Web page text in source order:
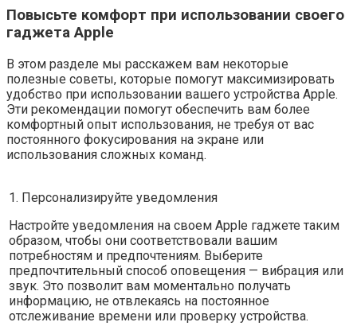
Повысьте комфорт при использовании своего
гаджета Apple
В этом разделе мы расскажем вам некоторые
полезные советы, которые помогут максимизировать
удобство при использовании вашего устройства Apple.
Эти рекомендации помогут обеспечить вам более
комфортный опыт использования, не требуя от вас
постоянного фокусирования на экране или
использования сложных команд.
1. Персонализируйте уведомления
Настройте уведомления на своем Apple гаджете таким
образом, чтобы они соответствовали вашим
потребностям и предпочтениям. Выберите
предпочтительный способ оповещения — вибрация или
звук. Это позволит вам моментально получать
информацию, не отвлекаясь на постоянное
отслеживание времени или проверку устройства.